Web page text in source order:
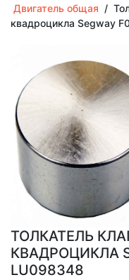
Двигатель общая /
квадроцикла Segway
ТОЛКАТЕЛЬ
КВАДРОЦИКЛА
LU098348